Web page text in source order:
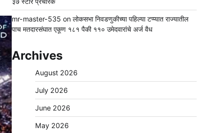
mr-master-535 on लोकसभा निवडणुकीच्या पहिल्या टप्प्यात राज्यातील
पाच मतदारसंघात एकूण १८१ पैकी ११० उमेदवारांचे अर्ज वैध
Archives
August 2026
July 2026
June 2026
May 2026